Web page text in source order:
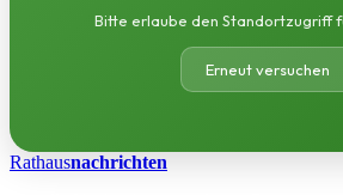
Bitte erlaube den Standortzugriff
Erneut versuchen
Rathausnachrichten